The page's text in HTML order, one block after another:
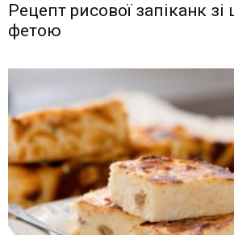
Рецепт рисової запіканк
фетою